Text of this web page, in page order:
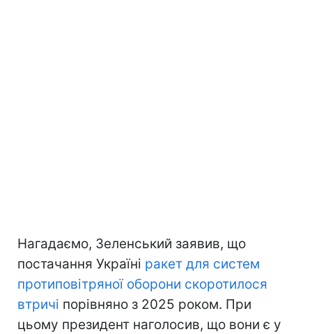
Нагадаємо, Зеленський заявив, що
постачання Україні ракет для систем
протиповітряної оборони скоротилося
втричі порівняно з 2025 роком. При
цьому президент наголосив, що вони є у